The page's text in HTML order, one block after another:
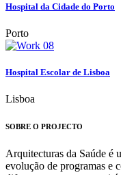
Hospital da Cidade do Porto
Porto
Hospital Escolar de Lisboa
Lisboa
SOBRE O PROJECTO
Arquitecturas da Saúde é
evolução de programas e